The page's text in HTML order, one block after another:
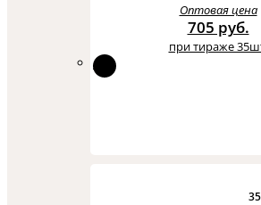
Оптовая цена
705 руб.
при тираже